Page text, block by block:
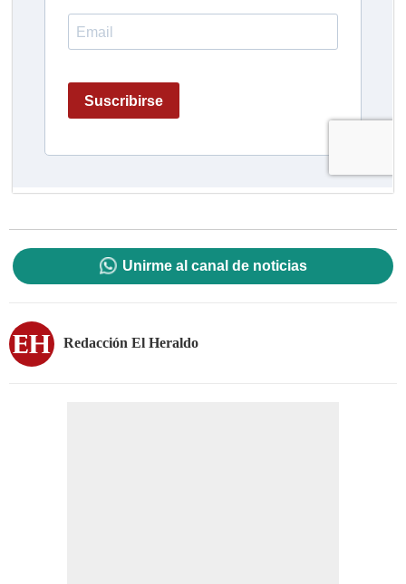
Unirme al canal de noticias
Redacción El Heraldo